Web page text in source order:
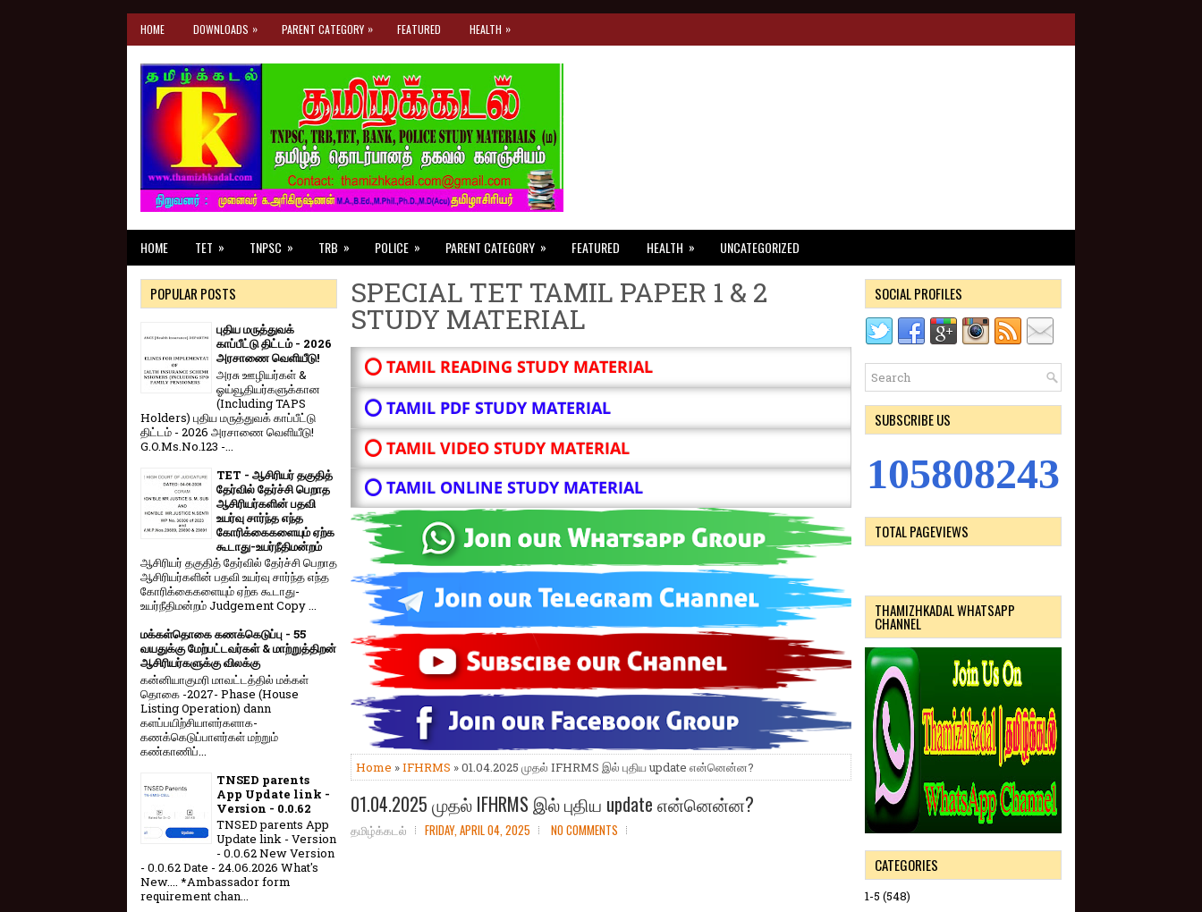
HOME DOWNLOADS » PARENT CATEGORY » FEATURED HEALTH »
HOME TET » TNPSC » TRB » POLICE » PARENT CATEGORY » FEATURED HEALTH » UNCATEGORIZED
SPECIAL TET TAMIL PAPER 1 & 2
STUDY MATERIAL
⭕ TAMIL READING STUDY MATERIAL
⭕ TAMIL PDF STUDY MATERIAL
⭕ TAMIL VIDEO STUDY MATERIAL
⭕ TAMIL ONLINE STUDY MATERIAL
Home »IFHRMS » 01.04.2025 முதல் IFHRMS இல் புதிய update என்னென்ன?
01.04.2025 முதல் IFHRMS இல் புதிய update என்னென்ன?
தமிழ்க்கடல் FRIDAY, APRIL 04, 2025 NO COMMENTS
POPULAR POSTS
புதிய மருத்துவக்
காப்பீட்டு திட்டம் - 2026
அரசாணை வெளியீடு!
அரசு ஊழியர்கள் &
ஓய்வூதியர்களுக்கான
(Including TAPS
Holders) புதிய மருத்துவக் காப்பீட்டு
திட்டம் - 2026 அரசாணை வெளியீடு!
G.O.Ms.No.123 -...
TET - ஆசிரியர் தகுதித்
தேர்வில் தேர்ச்சி பெறாத
ஆசிரியர்களின் பதவி
உயர்வு சார்ந்த எந்த
கோரிக்கைகளையும் ஏற்க
கூடாது-உயர்நீதிமன்றம்
ஆசிரியர் தகுதித் தேர்வில் தேர்ச்சி பெறாத
ஆசிரியர்களின் பதவி உயர்வு சார்ந்த எந்த
கோரிக்கைகளையும் ஏற்க கூடாது-
உயர்நீதிமன்றம் Judgement Copy ...
மக்கள்தொகை கணக்கெடுப்பு - 55
வயதுக்கு மேற்பட்டவர்கள் & மாற்றுத்திறன்
ஆசிரியர்களுக்கு விலக்கு
கன்னியாகுமரி மாவட்டத்தில் மக்கள்
தொகை -2027- Phase (House
Listing Operation) dann
களப்பயிற்சியாளர்களாக-
கணக்கெடுப்பாளர்கள் மற்றும்
கண்காணிப்...
TNSED parents
App Update link -
Version - 0.0.62
TNSED parents App
Update link - Version
- 0.0.62 New Version
- 0.0.62 Date - 24.06.2026 What's
New.... *Ambassador form
requirement chan...
SOCIAL PROFILES
SUBSCRIBE US
105808243
TOTAL PAGEVIEWS
THAMIZHKADAL WHATSAPP
CHANNEL
CATEGORIES
1-5 (548)